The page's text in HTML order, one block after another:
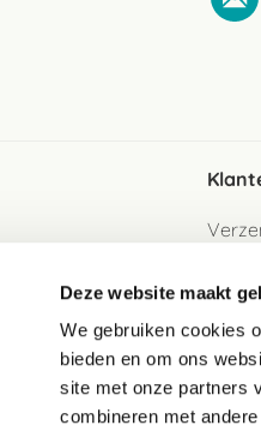
Deze website maakt
We gebruiken cookies
bieden en om ons
site met onze partners
combineren met